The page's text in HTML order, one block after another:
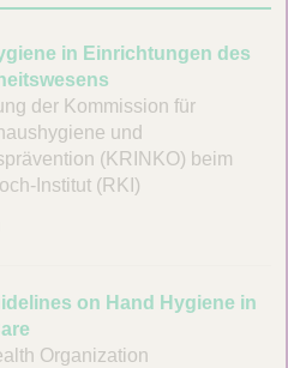
in Einrichtungen des
der Kommission für
und
(KRINKO) beim
Institut (RKI)
on Hand Hygiene in
Organization